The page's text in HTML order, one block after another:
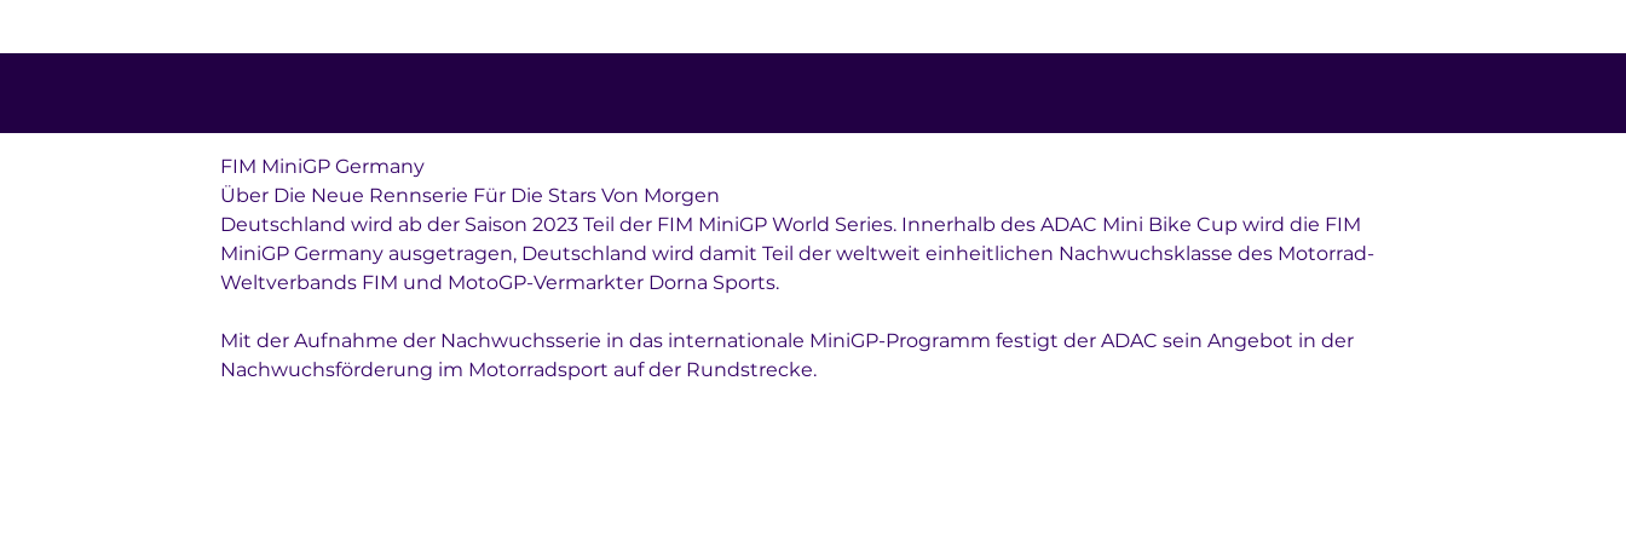
FIM MiniGP Germany
Über Die Neue Rennserie Für Die Stars Von Morgen
Deutschland wird ab der Saison 2023 Teil der FIM MiniGP World Series. Innerhalb des ADAC Mini Bike Cup wird die FIM
MiniGP Germany ausgetragen, Deutschland wird damit Teil der weltweit einheitlichen Nachwuchsklasse des Motorrad-
Weltverbands FIM und MotoGP-Vermarkter Dorna Sports.
Mit der Aufnahme der Nachwuchsserie in das internationale MiniGP-Programm festigt der ADAC sein Angebot in der
Nachwuchsförderung im Motorradsport auf der Rundstrecke.